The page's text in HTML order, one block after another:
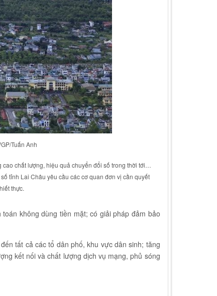
Tuấn Anh
chất lượng, hiệu quả chuyển đổi số trong thời tới…
tỉnh Lai Châu yêu cầu các cơ quan đơn vị cần quyết
thực.
không dùng tiền mặt; có giải pháp đảm bảo
tất cả các tổ dân phố, khu vực dân sinh; tăng
kết nối và chất lượng dịch vụ mạng, phủ sóng